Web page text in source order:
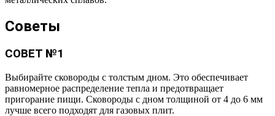
Советы
СОВЕТ №1
Выбирайте сковороды с толстым дном. Это обеспечивает
равномерное распределение тепла и предотвращает
пригорание пищи. Сковороды с дном толщиной от 4 до 6 мм
лучше всего подходят для газовых плит.